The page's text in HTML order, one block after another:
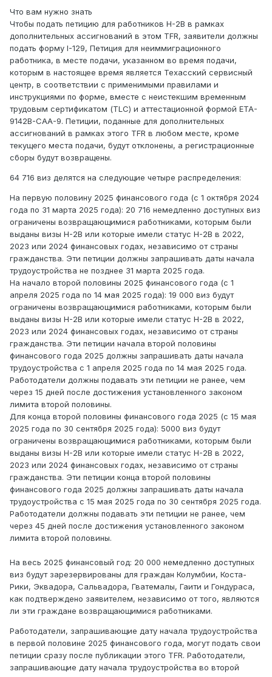
Что вам нужно знать
Чтобы подать петицию для работников H-2B в рамках
дополнительных ассигнований в этом TFR, заявители должны
подать форму I-129, Петиция для неиммиграционного
работника, в месте подачи, указанном во время подачи,
которым в настоящее время является Техасский сервисный
центр, в соответствии с применимыми правилами и
инструкциями по форме, вместе с неистекшим временным
трудовым сертификатом (TLC) и аттестационной формой ETA-
9142B-CAA-9. Петиции, поданные для дополнительных
ассигнований в рамках этого TFR в любом месте, кроме
текущего места подачи, будут отклонены, а регистрационные
сборы будут возвращены.
64 716 виз делятся на следующие четыре распределения:
На первую половину 2025 финансового года (с 1 октября 2024
года по 31 марта 2025 года): 20 716 немедленно доступных виз
ограничены возвращающимися работниками, которым были
выданы визы H-2B или которые имели статус H-2B в 2022,
2023 или 2024 финансовых годах, независимо от страны
гражданства. Эти петиции должны запрашивать даты начала
трудоустройства не позднее 31 марта 2025 года.
На начало второй половины 2025 финансового года (с 1
апреля 2025 года по 14 мая 2025 года): 19 000 виз будут
ограничены возвращающимися работниками, которым были
выданы визы H-2B или которые имели статус H-2B в 2022,
2023 или 2024 финансовых годах, независимо от страны
гражданства. Эти петиции начала второй половины
финансового года 2025 должны запрашивать даты начала
трудоустройства с 1 апреля 2025 года по 14 мая 2025 года.
Работодатели должны подавать эти петиции не ранее, чем
через 15 дней после достижения установленного законом
лимита второй половины.
Для конца второй половины финансового года 2025 (с 15 мая
2025 года по 30 сентября 2025 года): 5000 виз будут
ограничены возвращающимися работниками, которым были
выданы визы H-2B или которые имели статус H-2B в 2022,
2023 или 2024 финансовых годах, независимо от страны
гражданства. Эти петиции конца второй половины
финансового года 2025 должны запрашивать даты начала
трудоустройства с 15 мая 2025 года по 30 сентября 2025 года.
Работодатели должны подавать эти петиции не ранее, чем
через 45 дней после достижения установленного законом
лимита второй половины.
На весь 2025 финансовый год: 20 000 немедленно доступных
виз будут зарезервированы для граждан Колумбии, Коста-
Рики, Эквадора, Сальвадора, Гватемалы, Гаити и Гондураса,
как подтверждено заявителем, независимо от того, являются
ли эти граждане возвращающимися работниками.
Работодатели, запрашивающие дату начала трудоустройства
в первой половине 2025 финансового года, могут подать свои
петиции сразу после публикации этого TFR. Работодатели,
запрашивающие дату начала трудоустройства во второй